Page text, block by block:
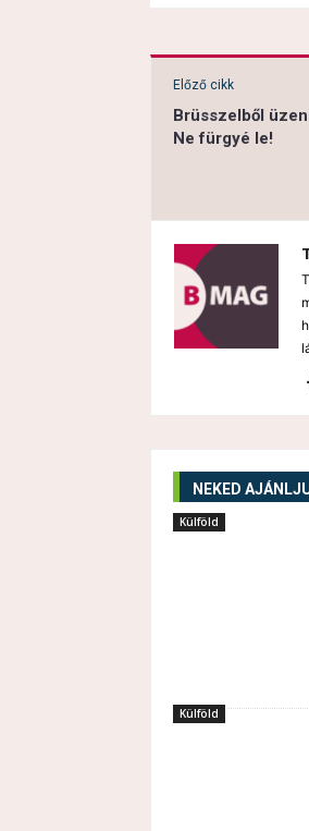
Előző cikk
Brüsszelből
Ne fürgyé le!
NEKED
Külföld
Külföld